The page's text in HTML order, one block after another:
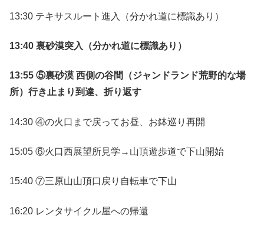
13:30 テキサスルート進入（分かれ道に標識あり）
13:40 裏砂漠突入（分かれ道に標識あり）
13:55 ⑤裏砂漠 西側の谷間（ジャンドランド荒野的な場
所）行き止まり到達、折り返す
14:30 ④の火口まで戻ってお昼、お鉢巡り再開
15:05 ⑥火口西展望所見学→山頂遊歩道で下山開始
15:40 ⑦三原山山頂口戻り自転車で下山
16:20 レンタサイクル屋への帰還